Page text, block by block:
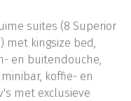
suites (8 Superior
met kingsize bed,
en buitendouche,
koffie- en
met exclusieve